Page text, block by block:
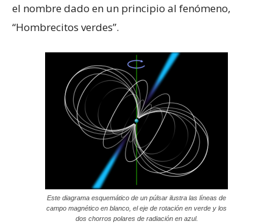
el nombre dado en un principio al fenómeno,
“Hombrecitos verdes”.
Este diagrama esquemático de un púlsar ilustra las líneas de
campo magnético en blanco, el eje de rotación en verde y los
dos chorros polares de radiación en azul.